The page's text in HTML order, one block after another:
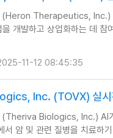
(Heron Therapeutics, Inc.)
개발하고 상업화하는 데
11-12 08:45:35
Inc. (TOVX) 실시
(Theriva Biologics, Inc.) AI
서 암 및 관련 질병을 치료